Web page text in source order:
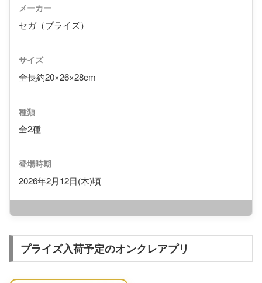
メーカー
セガ（プライズ）
サイズ
全長約20×26×28cm
種類
全2種
登場時期
2026年2月12日(木)頃
プライズ入荷予定のオンクレアプリ